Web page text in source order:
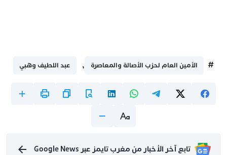
# الأمين العام لحزب الأصالة والمعاصرة , عبد اللطيف وهبي
تابع آخر الأخبار من مغرب تايمز عبر Google News